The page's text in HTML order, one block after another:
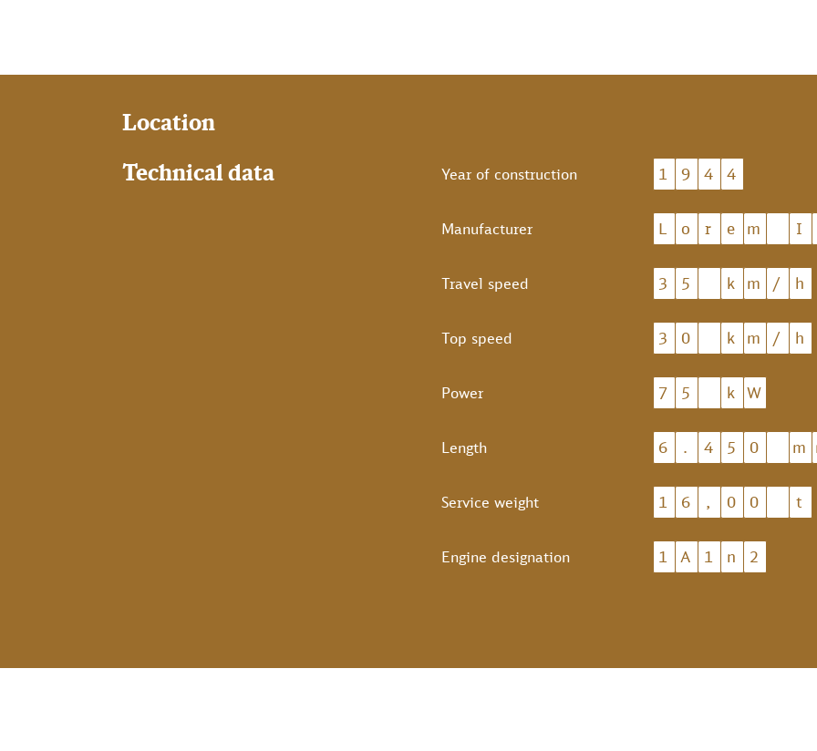
Location
Technical data
Year of construction 1 9 4 4
Manufacturer L o r e m I
Travel speed 3 5 k m / h
Top speed 3 0 k m / h
Power 7 5 k W
Length 6 . 4 5 0 m
Service weight 1 6 , 0 0 t
Engine designation 1 A 1 n 2